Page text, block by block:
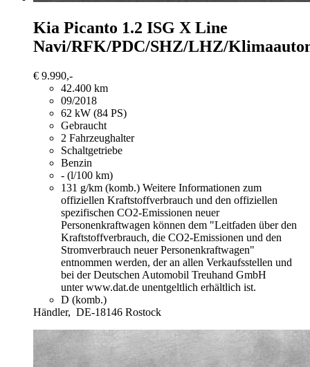
Kia Picanto 1.2 ISG X Line
Navi/RFK/PDC/SHZ/LHZ/
€ 9.990,-
42.400 km
09/2018
62 kW (84 PS)
Gebraucht
2 Fahrzeughalter
Schaltgetriebe
Benzin
- (l/100 km)
131 g/km (komb.) Weitere Informationen zum
offiziellen Kraftstoffverbrauch und den offiziellen
spezifischen CO2-Emissionen neuer
Personenkraftwagen können dem "Leitfaden über den
Kraftstoffverbrauch, die CO2-Emissionen und den
Stromverbrauch neuer Personenkraftwagen"
entnommen werden, der an allen Verkaufsstellen und
bei der Deutschen Automobil Treuhand GmbH
unter www.dat.de unentgeltlich erhältlich ist.
D (komb.)
Händler, DE-18146 Rostock